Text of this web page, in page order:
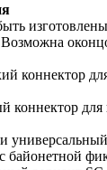
коннектор
коннектор для
байонетной